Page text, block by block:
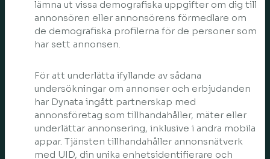
lämna ut vissa demografiska uppgifter om dig till
annonsören eller annonsörens förmedlare om
de demografiska profilerna för de personer som
har sett annonsen.
För att underlätta ifyllande av sådana
undersökningar om annonser och erbjudanden
har Dynata ingått partnerskap med
annonsföretag som tillhandahåller, mäter eller
underlättar annonsering, inklusive i andra mobila
appar. Tjänsten tillhandahåller annonsnätverk
med UID, din unika enhetsidentifierare och